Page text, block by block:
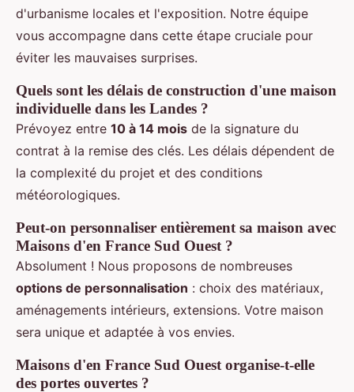
d'urbanisme locales et l'exposition. Notre équipe
vous accompagne dans cette étape cruciale pour
éviter les mauvaises surprises.
Quels sont les délais de construction d'une maison
individuelle dans les Landes ?
Prévoyez entre 10 à 14 mois de la signature du
contrat à la remise des clés. Les délais dépendent de
la complexité du projet et des conditions
météorologiques.
Peut-on personnaliser entièrement sa maison avec
Maisons d'en France Sud Ouest ?
Absolument ! Nous proposons de nombreuses
options de personnalisation : choix des matériaux,
aménagements intérieurs, extensions. Votre maison
sera unique et adaptée à vos envies.
Maisons d'en France Sud Ouest organise-t-elle
des portes ouvertes ?